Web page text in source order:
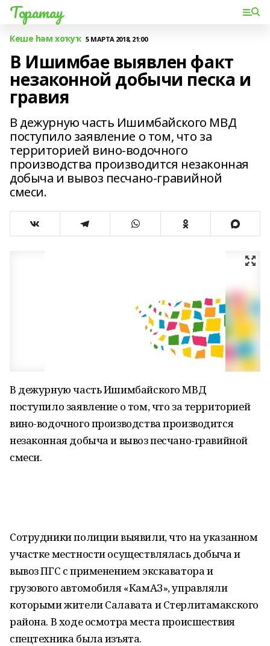
Торатау
Кеше һәм хоҡуҡ 5 МАРТА 2018, 21:00
В Ишимбае выявлен факт
незаконной добычи песка и
гравия
В дежурную часть Ишимбайского МВД
поступило заявление о том, что за
территорией вино-водочного
производства производится незаконная
добыча и вывоз песчано-гравийной
смеси.
В дежурную часть Ишимбайского МВД
поступило заявление о том, что за территорией
вино-водочного производства производится
незаконная добыча и вывоз песчано-гравийной
смеси.
Сотрудники полиции выявили, что на указанном
участке местности осуществлялась добыча и
вывоз ПГС с применением экскаватора и
грузового автомобиля «КамАЗ», управляли
которыми жители Салавата и Стерлитамакского
района. В ходе осмотра места происшествия
спецтехника была изъята.